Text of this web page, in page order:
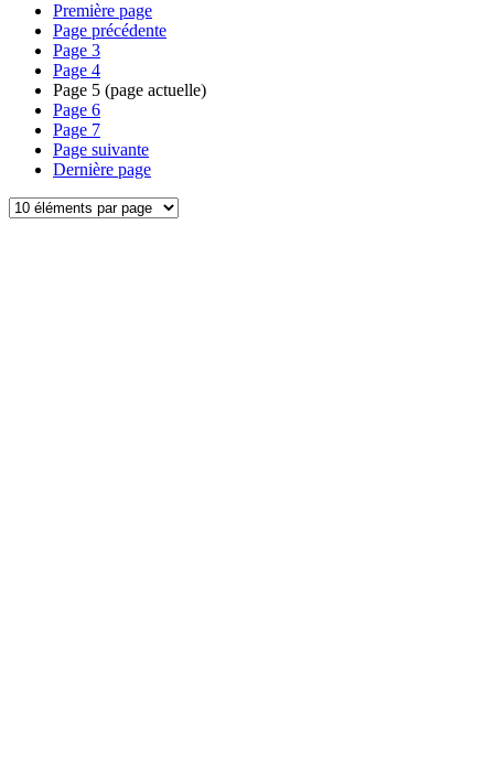
Première page
Page précédente
Page 3
Page 4
Page 5 (page actuelle)
Page 6
Page 7
Page suivante
Dernière page